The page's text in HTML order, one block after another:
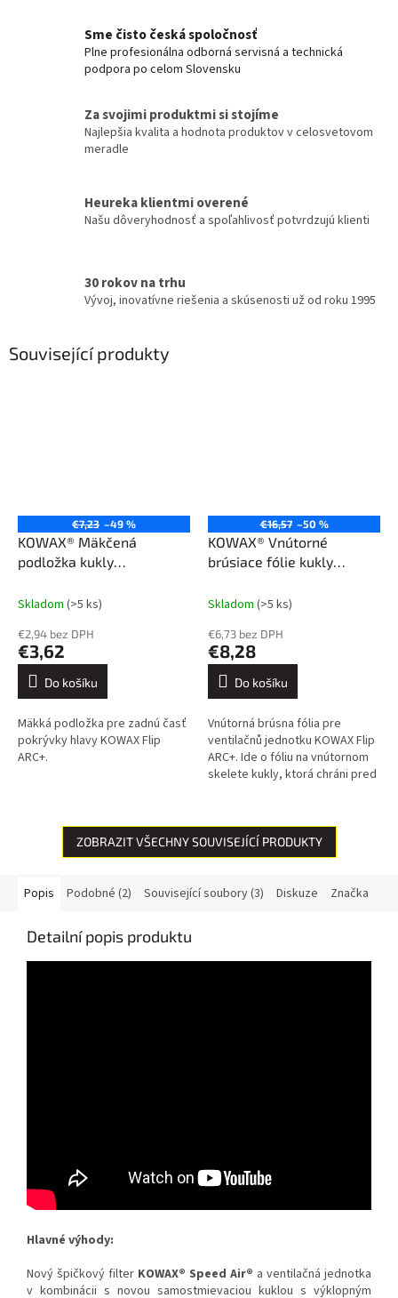
Sme čisto česká spoločnosť
Plne profesionálna odborná servisná a technická
podpora po celom Slovensku
Za svojimi produktmi si stojíme
Najlepšia kvalita a hodnota produktov v celosvetovom
meradle
Heureka klientmi overené
Našu dôveryhodnosť a spoľahlivosť potvrdzujú klienti
30 rokov na trhu
Vývoj, inovatívne riešenia a skúsenosti už od roku 1995
Související produkty
€7,23 –49 %
KOWAX® Mäkčená
podložka kukly
Skladom (>5 ks)
€2,94 bez DPH
€3,62
Do košíku
Mäkká podložka pre zadnú časť
pokrývky hlavy KOWAX Flip
ARC+.
€16,57 –50 %
KOWAX® Vnútorné
brúsiace fólie kukly
mm)
Skladom (>5 ks)
€6,73 bez DPH
€8,28
Do košíku
Vnútorná brúsna fólia pre
ventilačnů jednotku KOWAX Flip
ARC+. Ide o fóliu na vnútornom
skelete kukly, ktorá chráni pred
ZOBRAZIT VŠECHNY SOUVISEJÍCÍ PRODUKTY
Popis Podobné (2) Související soubory (3) Diskuze Značka
Detailní popis produktu
Hlavné výhody:
Nový špičkový filter KOWAX® Speed Air® a ventilačná jednotka
v kombinácii s novou samostmievaciou kuklou s výklopným